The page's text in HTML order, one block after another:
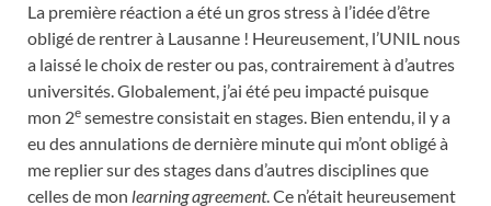
La première réaction a été un gros stress à l’idée d’être
obligé de rentrer à Lausanne ! Heureusement, l’UNIL nous
a laissé le choix de rester ou pas, contrairement à d’autres
universités. Globalement, j’ai été peu impacté puisque
mon 2e semestre consistait en stages. Bien entendu, il y a
eu des annulations de dernière minute qui m’ont obligé à
me replier sur des stages dans d’autres disciplines que
celles de mon learning agreement. Ce n’était heureusement